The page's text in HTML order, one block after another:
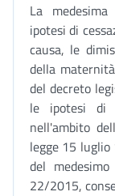
La
ipotesi di
causa, le
della
del decreto
le ipotesi di
nell'ambito
legge 15 luglio
del
22/2015,